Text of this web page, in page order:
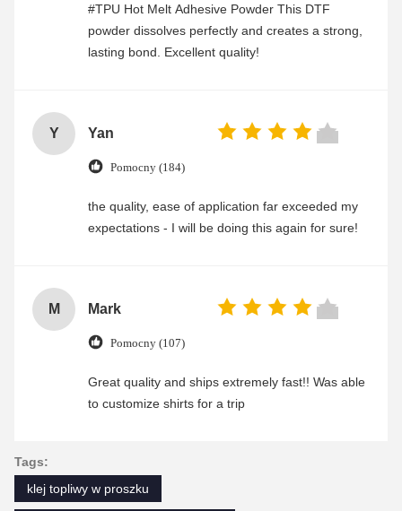
#TPU Hot Melt Adhesive Powder This DTF
powder dissolves perfectly and creates a strong,
lasting bond. Excellent quality!
Y Yan
Pomocny (184)
the quality, ease of application far exceeded my
expectations - I will be doing this again for sure!
M Mark
Pomocny (107)
Great quality and ships extremely fast!! Was able
to customize shirts for a trip
Tags:
klej topliwy w proszku